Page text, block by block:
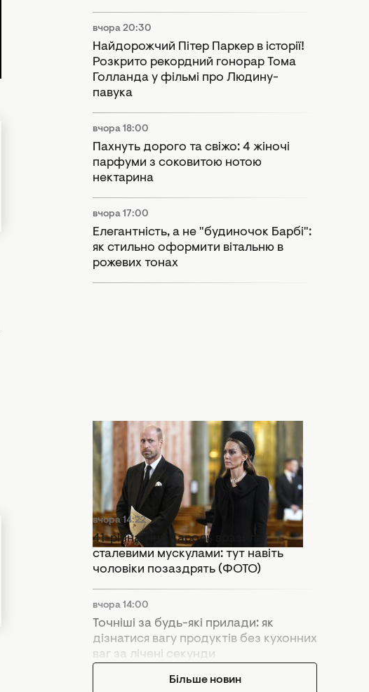
вчора 20:30
Найдорожчий Пітер Паркер в історії!
Розкрито рекордний гонорар Тома
Голланда у фільмі про Людину-
павука
вчора 18:00
Пахнуть дорого та свіжо: 4 жіночі
парфуми з соковитою нотою
нектарина
вчора 17:00
Елегантність, а не "будиночок Барбі":
як стильно оформити вітальню в
рожевих тонах
вчора 15:55
Розкол у монархії: Кейт Міддлтон і
принц Вільям потрапили в гучний
скандал
вчора 14:22
41-річна Тіна Кароль вразила
сталевими мускулами: тут навіть
чоловіки позаздрять (ФОТО)
вчора 14:00
Точніші за будь-які прилади: як
дізнатися вагу продуктів без кухонних
ваг за лічені секунди
Більше новин